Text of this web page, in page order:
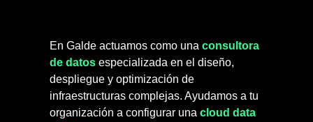
En Galde actuamos como una consultora
de datosespecializada en el diseño,
despliegue y optimización de
infraestructuras complejas. Ayudamos a tu
organización a configurar una cloud data